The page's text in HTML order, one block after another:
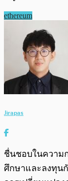
ethereum
Jirapas
ชื่นชอบในความ
ศึกษาและลงทุน